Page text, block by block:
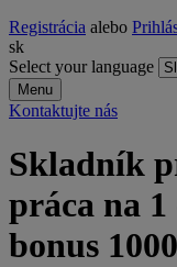
Registrácia alebo
sk
Select your language
Menu
Kontaktujte nás
Skladník
práca na
bonus